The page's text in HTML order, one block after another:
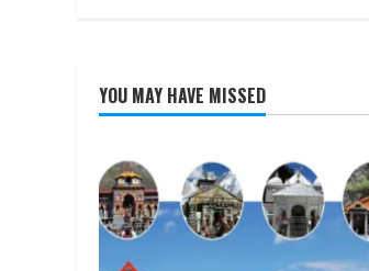
YOU MAY HAVE MISSED